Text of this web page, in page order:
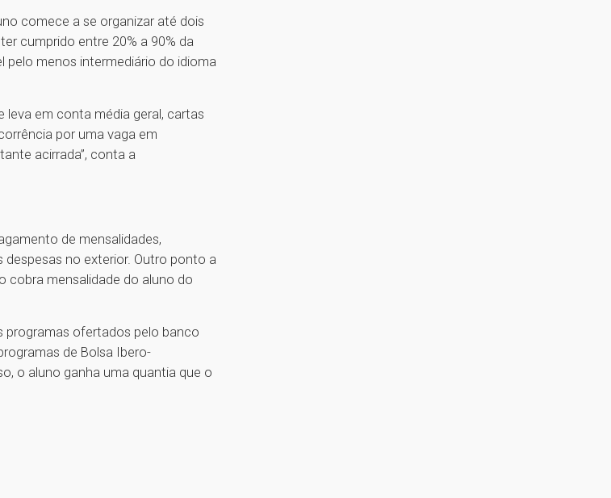
comece a se organizar até dois
cumprido entre 20% a 90% da
pelo menos intermediário do idioma
leva em conta média geral, cartas
por uma vaga em
acirrada”, conta a
de mensalidades,
despesas no exterior. Outro ponto a
cobra mensalidade do aluno do
programas ofertados pelo banco
de Bolsa Ibero-
o aluno ganha uma quantia que o